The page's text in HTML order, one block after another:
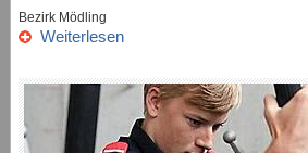
Bezirk Mödling
Weiterlesen